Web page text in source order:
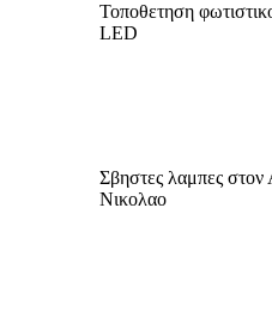
Τοποθετηση
LED
Σβηστες λαμπες στον
Νικολαο